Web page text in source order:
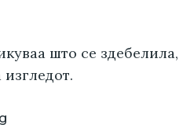
што се здебелила,
изгледот.